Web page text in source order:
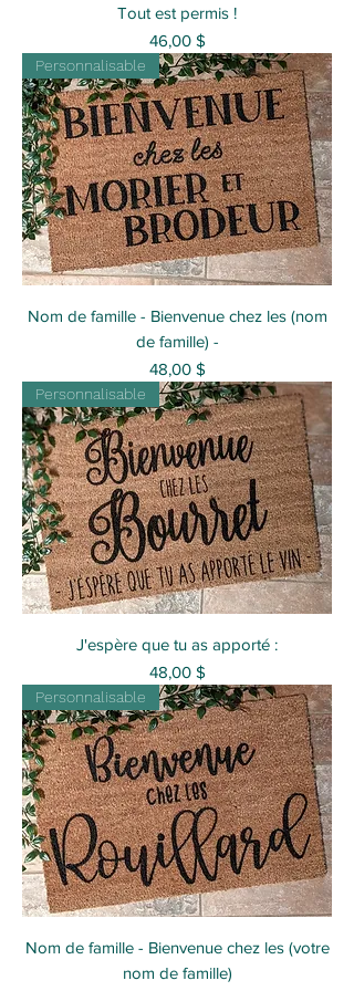
Tout est permis !
Prix
46,00 $
Personnalisable
Nom de famille - Bienvenue chez les (nom
de famille) -
Prix
48,00 $
Personnalisable
J'espère que tu as apporté :
Prix
48,00 $
Personnalisable
Nom de famille - Bienvenue chez les (votre
nom de famille)